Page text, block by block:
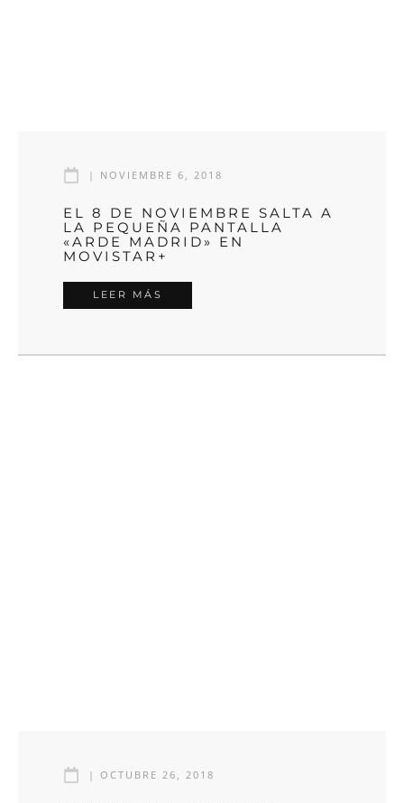
| NOVIEMBRE 6, 2018
EL 8 DE NOVIEMBRE SALTA A
LA PEQUEÑA PANTALLA
«ARDE MADRID» EN
MOVISTAR+
LEER MÁS
| OCTUBRE 26, 2018